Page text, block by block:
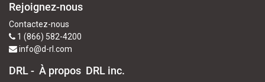
Rejoignez-nous
Contactez-nous
1 (866) 582-4200
info@d-rl.com
DRL - À propos DRL inc.